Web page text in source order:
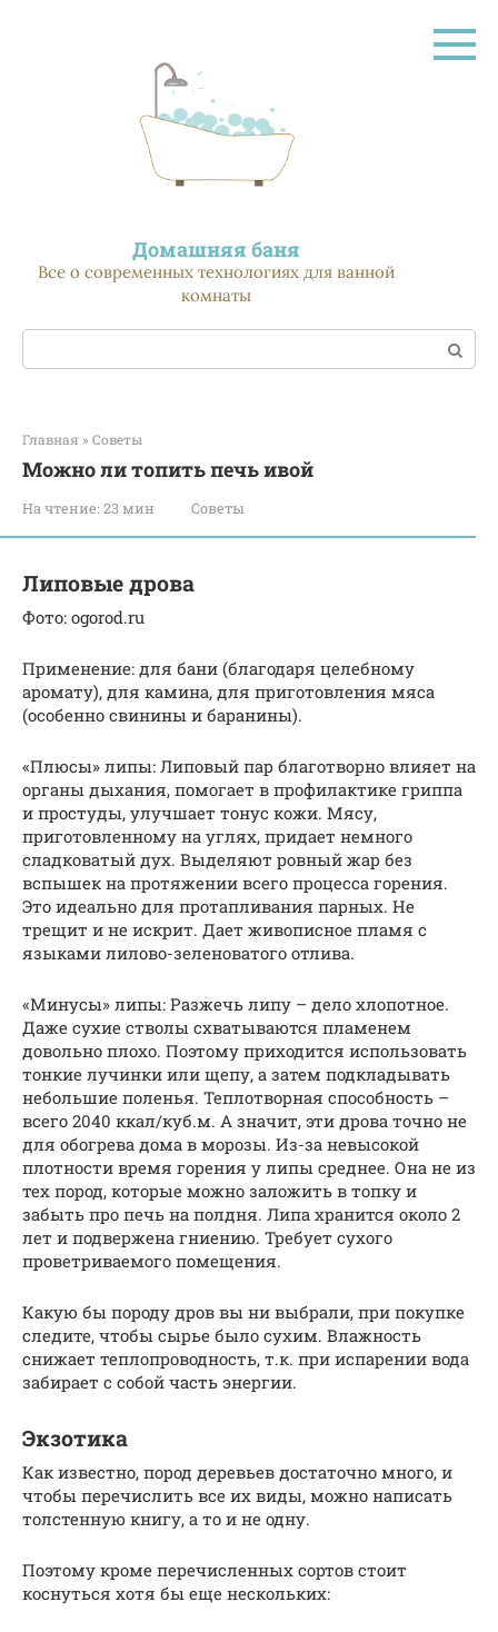
Домашняя баня
Все о современных технологиях для ванной
комнаты
Поиск:
Главная » Советы
Можно ли топить печь ивой
На чтение: 23 мин Советы
Липовые дрова
Фото: ogorod.ru
Применение: для бани (благодаря целебному
аромату), для камина, для приготовления мяса
(особенно свинины и баранины).
«Плюсы» липы: Липовый пар благотворно влияет на
органы дыхания, помогает в профилактике гриппа
и простуды, улучшает тонус кожи. Мясу,
приготовленному на углях, придает немного
сладковатый дух. Выделяют ровный жар без
вспышек на протяжении всего процесса горения.
Это идеально для протапливания парных. Не
трещит и не искрит. Дает живописное пламя с
языками лилово-зеленоватого отлива.
«Минусы» липы: Разжечь липу – дело хлопотное.
Даже сухие стволы схватываются пламенем
довольно плохо. Поэтому приходится использовать
тонкие лучинки или щепу, а затем подкладывать
небольшие поленья. Теплотворная способность –
всего 2040 ккал/куб.м. А значит, эти дрова точно не
для обогрева дома в морозы. Из-за невысокой
плотности время горения у липы среднее. Она не из
тех пород, которые можно заложить в топку и
забыть про печь на полдня. Липа хранится около 2
лет и подвержена гниению. Требует сухого
проветриваемого помещения.
Какую бы породу дров вы ни выбрали, при покупке
следите, чтобы сырье было сухим. Влажность
снижает теплопроводность, т.к. при испарении вода
забирает с собой часть энергии.
Экзотика
Как известно, пород деревьев достаточно много, и
чтобы перечислить все их виды, можно написать
толстенную книгу, а то и не одну.
Поэтому кроме перечисленных сортов стоит
коснуться хотя бы еще нескольких: